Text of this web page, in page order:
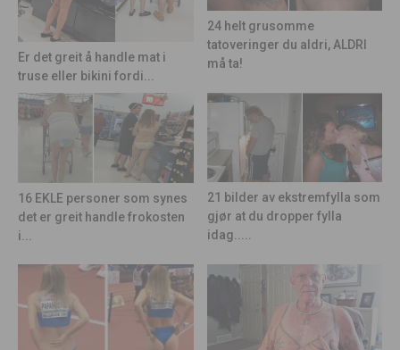
Er det greit å handle mat i
truse eller bikini fordi...
24 helt grusomme
tatoveringer du aldri, ALDRI
må ta!
16 EKLE personer som synes
det er greit handle frokosten
i...
21 bilder av ekstremfylla som
gjør at du dropper fylla
idag.....